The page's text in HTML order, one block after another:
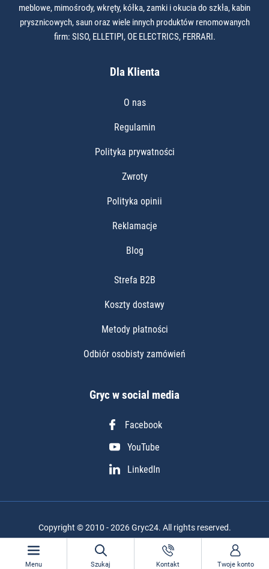
meblowe, mimośrody, wkręty, kółka, zamki i okucia do szkła, kabin
prysznicowych, saun oraz wiele innych produktów renomowanych
firm: SISO, ELLETIPI, OE ELECTRICS, FERRARI.
Dla Klienta
O nas
Regulamin
Polityka prywatności
Zwroty
Polityka opinii
Reklamacje
Blog
Strefa B2B
Koszty dostawy
Metody płatności
Odbiór osobisty zamówień
Gryc w social media
Facebook
YouTube
LinkedIn
Copyright © 2010 - 2026 Gryc24. All rights reserved.
Realizacja projektu: Igor Chudy
Menu Szukaj Kontakt Twoje konto